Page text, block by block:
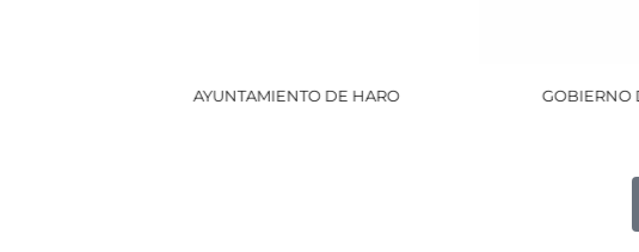
AYUNTAMIENTO DE HARO GOBIERNO